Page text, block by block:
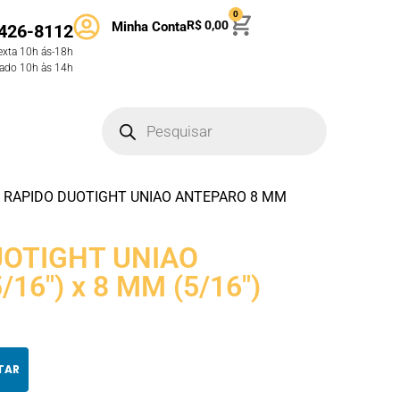
8112
10h ás-18h
10h às 14h
Minha ContaR$0,00
0
DUOTIGHT UNIAO ANTEPARO 8 MM
UNIAO
x 8 MM (5/16″)